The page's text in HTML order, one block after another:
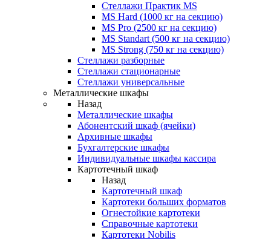
Стеллажи Практик MS
MS Hard (1000 кг на секцию)
MS Pro (2500 кг на секцию)
MS Standart (500 кг на секцию)
MS Strong (750 кг на секцию)
Стеллажи разборные
Стеллажи стационарные
Стеллажи универсальные
Металлические шкафы
Назад
Металлические шкафы
Абонентский шкаф (ячейки)
Архивные шкафы
Бухгалтерские шкафы
Индивидуальные шкафы кассира
Картотечный шкаф
Назад
Картотечный шкаф
Картотеки больших форматов
Огнестойкие картотеки
Справочные картотеки
Картотеки Nobilis